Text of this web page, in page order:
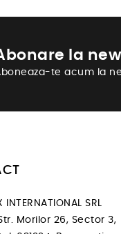
la
te acum la
INTERNATIONAL SRL
Morilor 26, Sector 3,